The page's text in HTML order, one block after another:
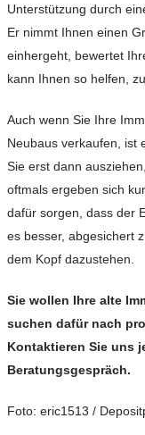
Unterstützung durch
Er nimmt Ihnen einen
einhergeht, bewertet
kann Ihnen so helfen,
Auch wenn Sie Ihre
Neubaus verkaufen, ist
Sie erst dann
oftmals ergeben sich
dafür sorgen, dass der
es besser, abgesichert
dem Kopf dazustehen.
Sie wollen Ihre alte
suchen dafür nach
Kontaktieren Sie uns
Beratungsgespräch.
Foto: eric1513 /